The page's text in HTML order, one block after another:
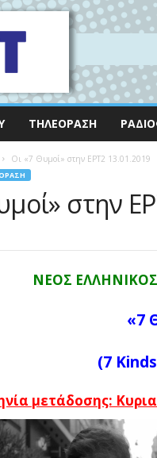
ΤΗΛΕΌΡΑΣΗ
Οι «7 Θυμοί» στην ΕΡΤ2 13.01.2019
στην
ΝΕΟΣ
«7
(7
μετάδοσης: